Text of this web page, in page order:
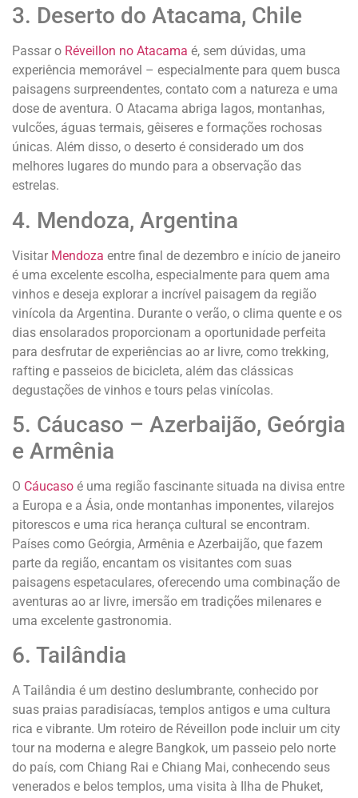
3. Deserto do Atacama, Chile
Passar o Réveillon no Atacama é, sem dúvidas, uma
experiência memorável – especialmente para quem busca
paisagens surpreendentes, contato com a natureza e uma
dose de aventura. O Atacama abriga lagos, montanhas,
vulcões, águas termais, gêiseres e formações rochosas
únicas. Além disso, o deserto é considerado um dos
melhores lugares do mundo para a observação das
estrelas.
4. Mendoza, Argentina
Visitar Mendoza entre final de dezembro e início de janeiro
é uma excelente escolha, especialmente para quem ama
vinhos e deseja explorar a incrível paisagem da região
vinícola da Argentina. Durante o verão, o clima quente e os
dias ensolarados proporcionam a oportunidade perfeita
para desfrutar de experiências ao ar livre, como trekking,
rafting e passeios de bicicleta, além das clássicas
degustações de vinhos e tours pelas vinícolas.
5. Cáucaso – Azerbaijão, Geórgia
e Armênia
O Cáucaso é uma região fascinante situada na divisa entre
a Europa e a Ásia, onde montanhas imponentes, vilarejos
pitorescos e uma rica herança cultural se encontram.
Países como Geórgia, Armênia e Azerbaijão, que fazem
parte da região, encantam os visitantes com suas
paisagens espetaculares, oferecendo uma combinação de
aventuras ao ar livre, imersão em tradições milenares e
uma excelente gastronomia.
6. Tailândia
A Tailândia é um destino deslumbrante, conhecido por
suas praias paradisíacas, templos antigos e uma cultura
rica e vibrante. Um roteiro de Réveillon pode incluir um city
tour na moderna e alegre Bangkok, um passeio pelo norte
do país, com Chiang Rai e Chiang Mai, conhecendo seus
venerados e belos templos, uma visita à Ilha de Phuket,